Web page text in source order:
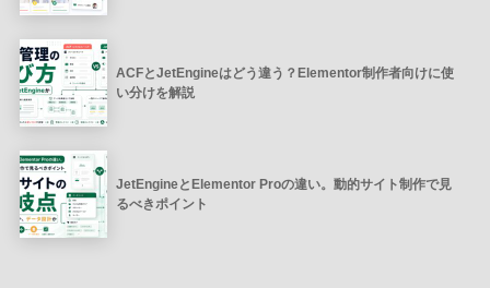
ACFとJetEngineはどう違う？Elementor制作者向けに使
い分けを解説
JetEngineとElementor Proの違い。動的サイト制作で見
るべきポイント